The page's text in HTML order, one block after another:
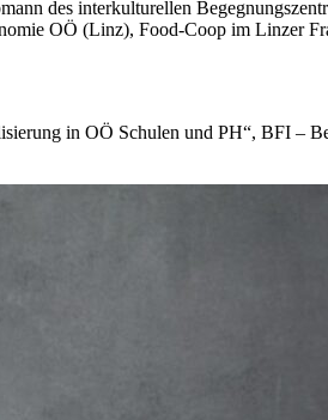
des interkulturellen
OÖ (Linz), Food-Coop im Linzer
in OÖ Schulen und PH“, BFI –